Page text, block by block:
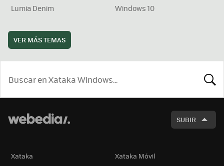
Lumia Denim
Windows 10
VER MÁS TEMAS
SUBIR
Xataka Xataka Móvil